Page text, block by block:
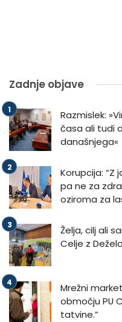
Zadnje objave
Razmislek:
časa ali tudi
današnjega«
Korupcija: “Z
pa ne za
oziroma za
Želja, cilj ali
Celje z
Mrežni
območju PU
tatvine.”